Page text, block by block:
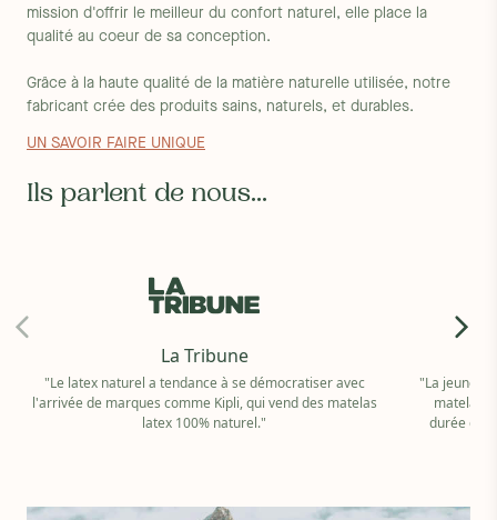
mission d'offrir le meilleur du confort naturel, elle place la
qualité au coeur de sa conception.
Grâce à la haute qualité de la matière naturelle utilisée, notre
fabricant crée des produits sains, naturels, et durables.
UN SAVOIR FAIRE UNIQUE
Ils parlent de nous...
La Tribune
"Le latex naturel a tendance à se démocratiser avec
l'arrivée de marques comme Kipli, qui vend des matelas
latex 100% naturel."
"La jeune
matelas
durée de